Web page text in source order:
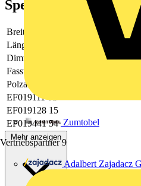
Zumtobel
Vertriebspartner 9
Adalbert Zajadacz
Spezifikationen
Breite
Länge
Dimmbar
Fassung
Polzahl
EF019111
EF019128 15
EF019441 54
Mehr anzeigen